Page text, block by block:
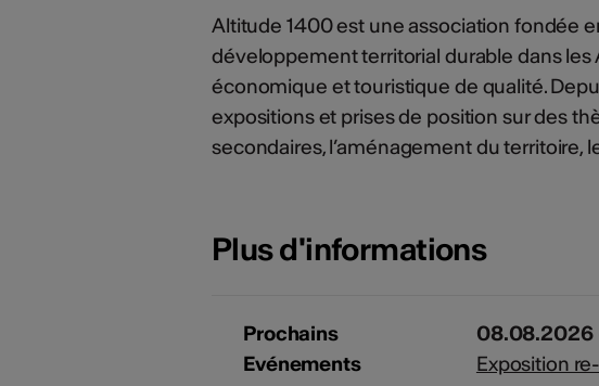
Altitude 1400 est une association fondée
développement territorial durable dans les
économique et touristique de qualité.
expositions et prises de position sur des
secondaires, l’aménagement du territoire,
Plus d'informations
Prochains
Evénements
08.08.2026
Exposition